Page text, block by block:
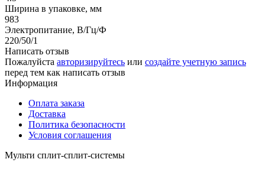
Ширина в упаковке, мм
983
Электропитание, В/Гц/Ф
220/50/1
Написать отзыв
Пожалуйста авторизируйтесь или создайте учетную запись
перед тем как написать отзыв
Информация
Оплата заказа
Доставка
Политика безопасности
Условия соглашения
Мульти сплит-сплит-системы